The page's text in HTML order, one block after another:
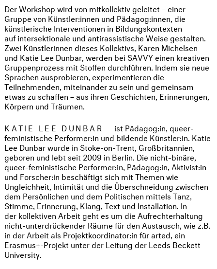
Der Workshop wird von mitkollektiv geleitet – einer
Gruppe von Künstler:innen und Pädagog:innen, die
künstlerische Interventionen in Bildungskontexten
auf intersektionale und antirassistische Weise gestalten.
Zwei Künstlerinnen dieses Kollektivs, Karen Michelsen
und Katie Lee Dunbar, werden bei SAVVY einen kreativen
Gruppenprozess mit Stoffen durchführen. Indem sie neue
Sprachen ausprobieren, experimentieren die
Teilnehmenden, miteinander zu sein und gemeinsam
etwas zu schaffen – aus ihren Geschichten, Erinnerungen,
Körpern und Träumen.
KATIE LEE DUNBAR
ist Pädagog:in, queer-
feministische Performer:in und bildende Künstler:in. Katie
Lee Dunbar wurde in Stoke-on-Trent, Großbritannien,
geboren und lebt seit 2009 in Berlin. Die nicht-binäre,
queer-feministische Performer:in, Pädagog:in, Aktivist:in
und Forscher:in beschäftigt sich mit Themen wie
Ungleichheit, Intimität und die Überschneidung zwischen
dem Persönlichen und dem Politischen mittels Tanz,
Stimme, Erinnerung, Klang, Text und Installation. In
der kollektiven Arbeit geht es um die Aufrechterhaltung
nicht-unterdrückender Räume für den Austausch, wie z.B.
in der Arbeit als Projektkoordinator:in für arted, ein
Erasmus+-Projekt unter der Leitung der Leeds Beckett
University.